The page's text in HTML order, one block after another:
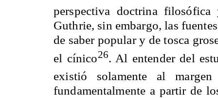
perspectiva doctrina
Guthrie, sin embargo, las
de saber popular y de tosca
el cínico26. Al entender del
existió solamente al
fundamentalmente a partir de